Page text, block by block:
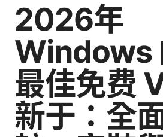
2026年
Windows
最佳免费
新于：全